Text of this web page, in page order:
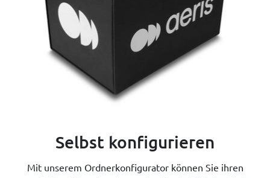
Selbst konfigurieren
Mit unserem Ordnerkonfigurator können Sie ihren